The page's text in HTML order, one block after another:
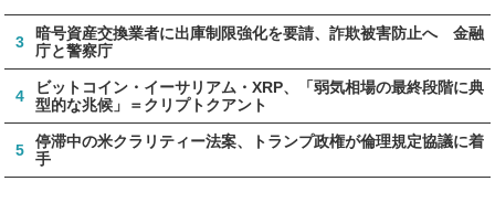
3
暗号資産交換業者に出庫制限強化を要請、詐欺被害防止へ 金融
庁と警察庁
4
ビットコイン・イーサリアム・XRP、「弱気相場の最終段階に典
型的な兆候」＝クリプトクアント
5
停滞中の米クラリティー法案、トランプ政権が倫理規定協議に着
手